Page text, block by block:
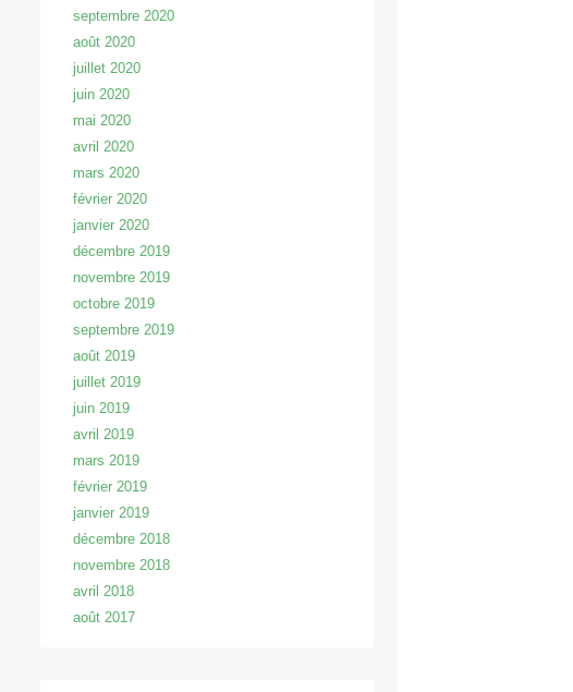
septembre 2020
août 2020
juillet 2020
juin 2020
mai 2020
avril 2020
mars 2020
février 2020
janvier 2020
décembre 2019
novembre 2019
octobre 2019
septembre 2019
août 2019
juillet 2019
juin 2019
avril 2019
mars 2019
février 2019
janvier 2019
décembre 2018
novembre 2018
avril 2018
août 2017